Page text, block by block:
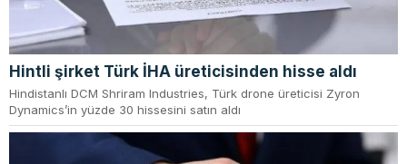
Hintli şirket Türk İHA üreticisinden hisse aldı
Hindistanlı DCM Shriram Industries, Türk drone üreticisi Zyron
Dynamics’in yüzde 30 hissesini satın aldı